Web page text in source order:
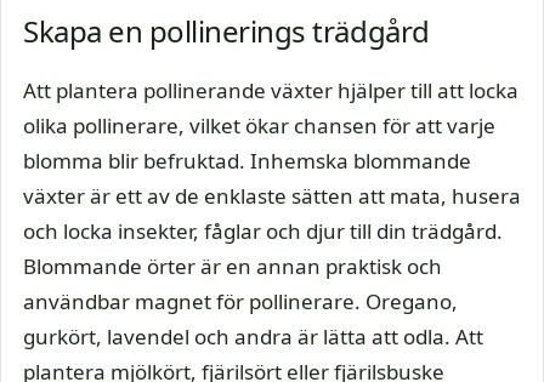
Skapa en pollinerings trädgård
Att plantera pollinerande växter hjälper till att locka
olika pollinerare, vilket ökar chansen för att varje
blomma blir befruktad. Inhemska blommande
växter är ett av de enklaste sätten att mata, husera
och locka insekter, fåglar och djur till din trädgård.
Blommande örter är en annan praktisk och
användbar magnet för pollinerare. Oregano,
gurkört, lavendel och andra är lätta att odla. Att
plantera mjölkört, fjärilsört eller fjärilsbuske